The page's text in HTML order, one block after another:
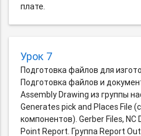
плате.
Урок 7
Подготовка файлов для
Подготовка файлов и
Assembly Drawing из группы
Generates pick and Places File
компонентов). Gerber Files, NC
Point Report. Группа Report